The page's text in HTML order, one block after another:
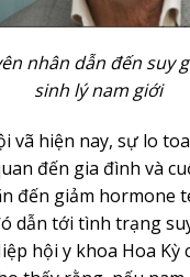
nhân dẫn đến suy
sinh lý nam giới
vã hiện nay, sự lo
đến gia đình và
đến giảm hormone
dẫn tới tình trạng
hội y khoa Hoa Kỳ